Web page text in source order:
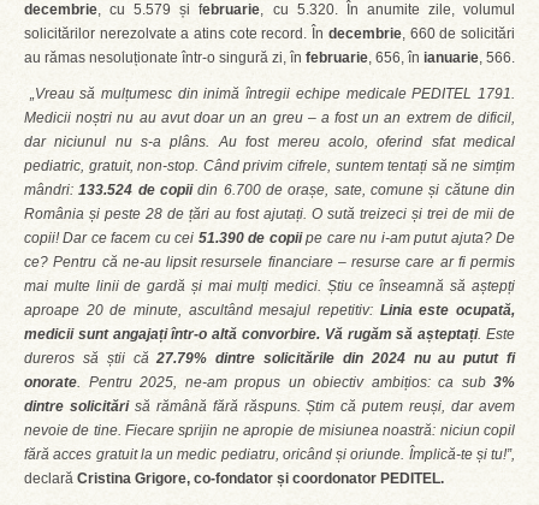
decembrie, cu 5.579 și februarie, cu 5.320. În anumite zile, volumul
solicitărilor nerezolvate a atins cote record. În decembrie, 660 de solicitări
au rămas nesoluționate într-o singură zi, în februarie, 656, în ianuarie, 566.
„Vreau să mulțumesc din inimă întregii echipe medicale PEDITEL 1791.
Medicii noștri nu au avut doar un an greu – a fost un an extrem de dificil,
dar niciunul nu s-a plâns. Au fost mereu acolo, oferind sfat medical
pediatric, gratuit, non-stop. Când privim cifrele, suntem tentați să ne simțim
mândri:133.524 de copiidin 6.700 de orașe, sate, comune și cătune din
România și peste 28 de țări au fost ajutați. O sută treizeci și trei de mii de
copii! Dar ce facem cu cei 51.390 de copiipe care nu i-am putut ajuta? De
ce? Pentru că ne-au lipsit resursele financiare – resurse care ar fi permis
mai multe linii de gardă și mai mulți medici. Știu ce înseamnă să aștepți
aproape 20 de minute, ascultând mesajul repetitiv: Linia este ocupată,
medicii sunt angajați într-o altă convorbire. Vă rugăm să așteptați. Este
dureros să știi că27.79% dintre solicitările din 2024 nu au putut fi
onorate. Pentru 2025, ne-am propus un obiectiv ambițios: ca sub 3%
dintre solicitărisă rămână fără răspuns. Știm că putem reuși, dar avem
nevoie de tine. Fiecare sprijin ne apropie de misiunea noastră: niciun copil
fără acces gratuit la un medic pediatru, oricând și oriunde. Împlică-te și tu!”,
declară Cristina Grigore, co-fondator și coordonator PEDITEL.